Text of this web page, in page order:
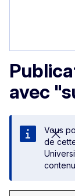
avec
Vous
de